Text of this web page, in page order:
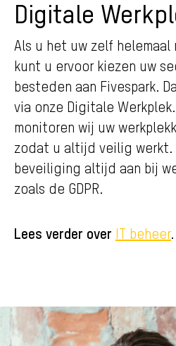
Digitale
Als u het uw zelf helemaal
kunt u ervoor kiezen uw
besteden aan Fivespark.
via onze Digitale
monitoren wij uw
zodat u altijd veilig werkt.
beveiliging altijd aan bij
zoals de GDPR.
Lees verder over IT beheer.